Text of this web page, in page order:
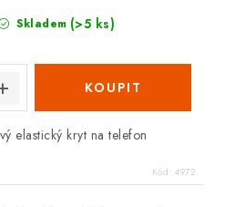
Skladem (>5 ks)
elastický kryt na telefon
Kód: 4972